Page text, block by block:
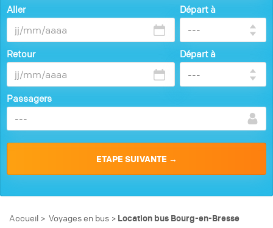
Aller Départ à
Retour Départ à
Passagers
Accueil > Voyages en bus > Location bus Bourg-en-Bresse